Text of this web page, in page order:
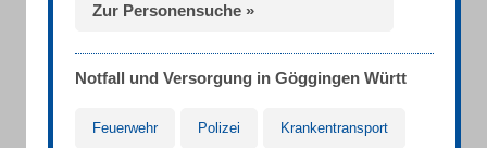
Zur Personensuche »
Notfall und Versorgung in Göggingen Württ
Feuerwehr Polizei Krankentransport